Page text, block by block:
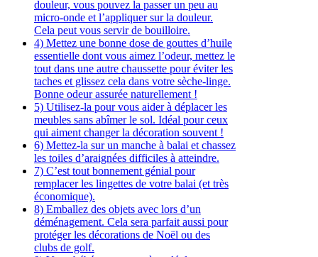
douleur, vous pouvez la passer un peu au
micro-onde et l’appliquer sur la douleur.
Cela peut vous servir de bouilloire.
4) Mettez une bonne dose de gouttes d’huile
essentielle dont vous aimez l’odeur, mettez le
tout dans une autre chaussette pour éviter les
taches et glissez cela dans votre sèche-linge.
Bonne odeur assurée naturellement !
5) Utilisez-la pour vous aider à déplacer les
meubles sans abîmer le sol. Idéal pour ceux
qui aiment changer la décoration souvent !
6) Mettez-la sur un manche à balai et chassez
les toiles d’araignées difficiles à atteindre.
7) C’est tout bonnement génial pour
remplacer les lingettes de votre balai (et très
économique).
8) Emballez des objets avec lors d’un
déménagement. Cela sera parfait aussi pour
protéger les décorations de Noël ou des
clubs de golf.